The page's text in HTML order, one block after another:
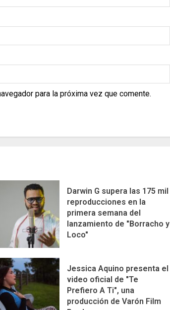
para la próxima vez que comente.
Darwin G supera las 175 mil
reproducciones en la
primera semana del
lanzamiento de "Borracho y
Loco"
Jessica Aquino presenta el
video oficial de "Te
Prefiero A Ti", una
producción de Varón Film